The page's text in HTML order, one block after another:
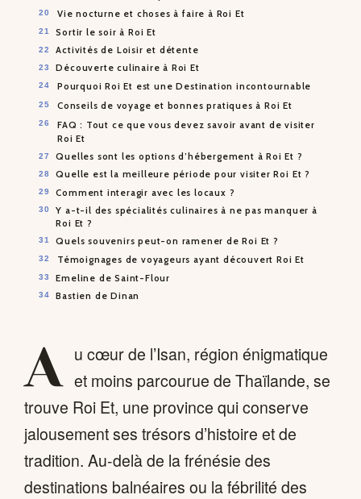
Vie nocturne et choses à faire à Roi Et
Sortir le soir à Roi Et
Activités de Loisir et détente
Découverte culinaire à Roi Et
Pourquoi Roi Et est une Destination incontournable
Conseils de voyage et bonnes pratiques à Roi Et
FAQ : Tout ce que vous devez savoir avant de visiter
Roi Et
Quelles sont les options d’hébergement à Roi Et ?
Quelle est la meilleure période pour visiter Roi Et ?
Comment interagir avec les locaux ?
Y a-t-il des spécialités culinaires à ne pas manquer à
Roi Et ?
Quels souvenirs peut-on ramener de Roi Et ?
Témoignages de voyageurs ayant découvert Roi Et
Emeline de Saint-Flour
Bastien de Dinan
A u cœur de l’Isan, région énigmatique
et moins parcourue de Thaïlande, se
trouve Roi Et, une province qui conserve
jalousement ses trésors d’histoire et de
tradition. Au-delà de la frénésie des
destinations balnéaires ou la fébrilité des